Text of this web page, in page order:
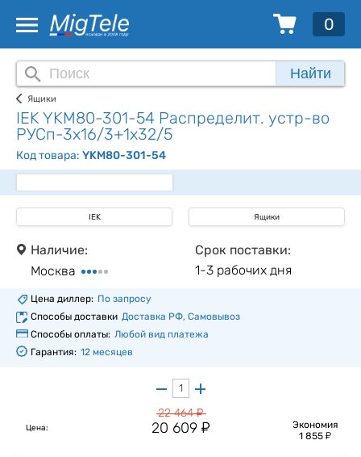
0
Найти
Ящики
IEK YKM80-301-54 Распределит. устр-во
РУСп-3х16/3+1х32/5
Код товара: YKM80-301-54
IEK Ящики
Наличие:
Москва
Срок поставки:
1-3 рабочих дня
Цена диллер: По запросу
Способы доставки Доставка РФ, Самовывоз
Способы оплаты: Любой вид платежа
Гарантия: 12 месяцев
Цена:
22 464у
20 609 у
Экономия
1 855у